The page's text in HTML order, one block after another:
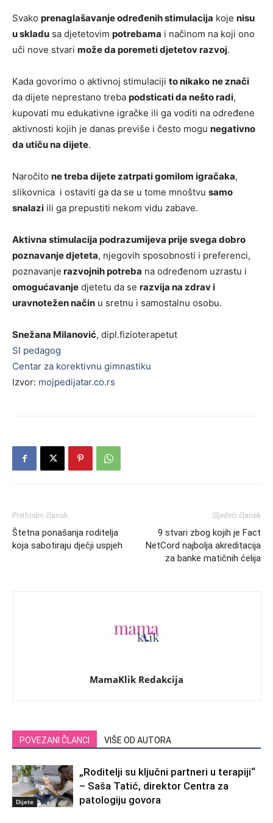
Svako prenaglašavanje određenih stimulacija koje nisu
u skladu sa djetetovim potrebama i načinom na koji ono
uči nove stvari može da poremeti djetetov razvoj.
Kada govorimo o aktivnoj stimulaciji to nikako ne znači
da dijete neprestano treba podsticati da nešto radi,
kupovati mu edukativne igračke ili ga voditi na određene
aktivnosti kojih je danas previše i često mogu negativno
da utiču na dijete.
Naročito ne treba dijete zatrpati gomilom igračaka,
slikovnica i ostaviti ga da se u tome mnoštvu samo
snalazi ili ga prepustiti nekom vidu zabave.
Aktivna stimulacija podrazumijeva prije svega dobro
poznavanje djeteta, njegovih sposobnosti i preferenci,
poznavanje razvojnih potreba na određenom uzrastu i
omogućavanje djetetu da se razvija na zdrav i
uravnotežen način u sretnu i samostalnu osobu.
Snežana Milanović, dipl.fizioterapetut
SI pedagog
Centar za korektivnu gimnastiku
Izvor: mojpedijatar.co.rs
Prethodni članak
Štetna ponašanja roditelja
koja sabotiraju dječji uspjeh
Sljedeći članak
9 stvari zbog kojih je Fact
NetCord najbolja akreditacija
za banke matičnih ćelija
MamaKlik Redakcija
POVEZANI ČLANCI VIŠE OD AUTORA
Dijete
„Roditelji su ključni partneri u terapiji“
– Saša Tatić, direktor Centra za
patologiju govora